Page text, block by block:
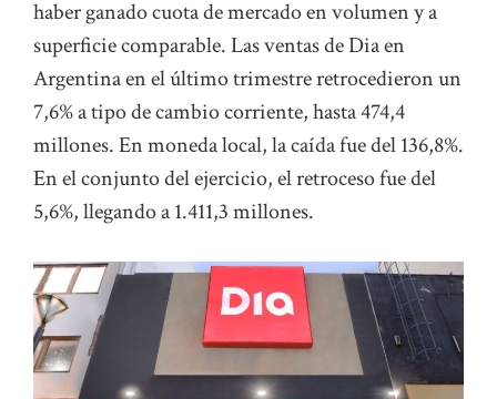
haber ganado cuota de mercado en volumen y a
superficie comparable. Las ventas de Dia en
Argentina en el último trimestre retrocedieron un
7,6% a tipo de cambio corriente, hasta 474,4
millones. En moneda local, la caída fue del 136,8%.
En el conjunto del ejercicio, el retroceso fue del
5,6%, llegando a 1.411,3 millones.